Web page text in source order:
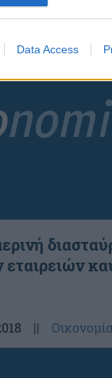
Data Access
||
εταιρειών
|| Οικονομία